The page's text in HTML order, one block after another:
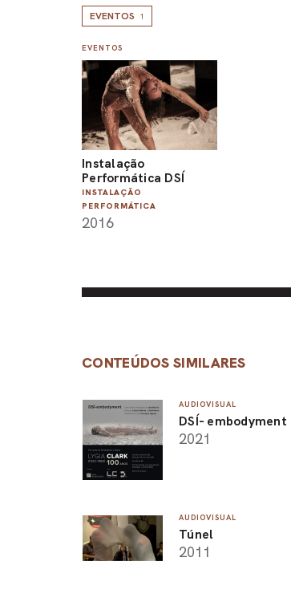
EVENTOS 1
EVENTOS
Instalação
Performática DSÍ
INSTALAÇÃO
PERFORMÁTICA
2016
CONTEÚDOS SIMILARES
AUDIOVISUAL
DSÍ- embodyment
2021
AUDIOVISUAL
Túnel
2011